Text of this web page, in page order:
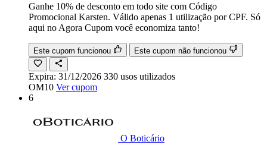
Ganhe 10% de desconto em todo site com Código
Promocional Karsten. Válido apenas 1 utilização por CPF. Só
aqui no Agora Cupom você economiza tanto!
Este cupom funcionou Este cupom não funcionou
Expira: 31/12/2026 330 usos utilizados
OM10 Ver cupom
6
O Boticário